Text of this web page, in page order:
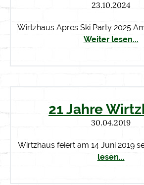
23.10.2024
Wirtzhaus Apres Ski Party 2025
Weiter lesen...
21 Jahre
30.04.2019
Wirtzhaus feiert am 14 Juni 2019
lesen...